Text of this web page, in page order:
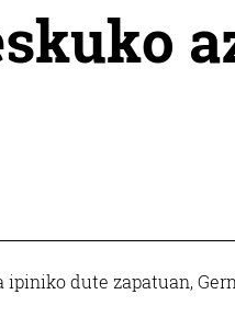
dute zapatuan,